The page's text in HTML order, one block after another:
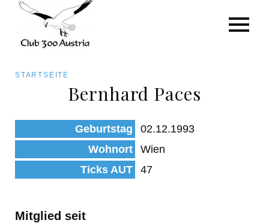
zum
Inhalt
Pfadnavigation
STARTSEITE
Bernhard Paces
Geburtstag
02.12.1993
Wohnort
Wien
Ticks AUT
47
Mitglied seit
Art/Species
Status
Kategorie für die Österreich-Liste
Beobachtungen